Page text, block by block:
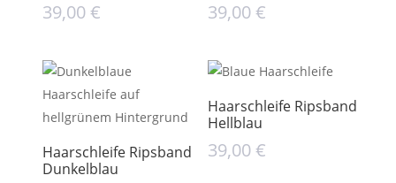
39,00€ 39,00€
Haarschleife Ripsband
Dunkelblau
Haarschleife Ripsband
Hellblau
39,00€